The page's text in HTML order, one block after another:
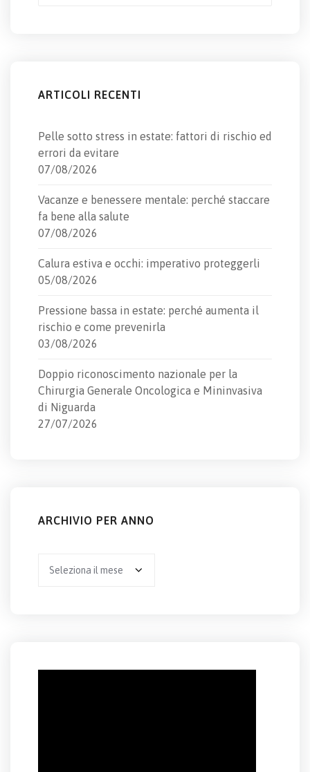
ARTICOLI RECENTI
Pelle sotto stress in estate: fattori di rischio ed
errori da evitare
07/08/2026
Vacanze e benessere mentale: perché staccare
fa bene alla salute
07/08/2026
Calura estiva e occhi: imperativo proteggerli
05/08/2026
Pressione bassa in estate: perché aumenta il
rischio e come prevenirla
03/08/2026
Doppio riconoscimento nazionale per la
Chirurgia Generale Oncologica e Mininvasiva
di Niguarda
27/07/2026
ARCHIVIO PER ANNO
per